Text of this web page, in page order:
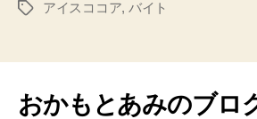
タ
アイスココア, バイト
おかもとあみのブロ